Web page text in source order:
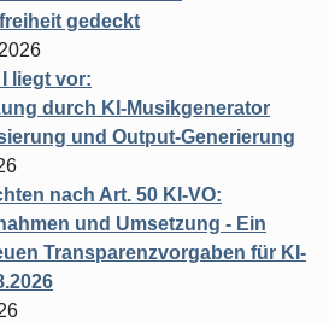
gedeckt
liegt vor:
durch KI-Musikgenerator
und Output-Generierung
nach Art. 50 KI-VO:
und Umsetzung - Ein
Transparenzvorgaben für KI-